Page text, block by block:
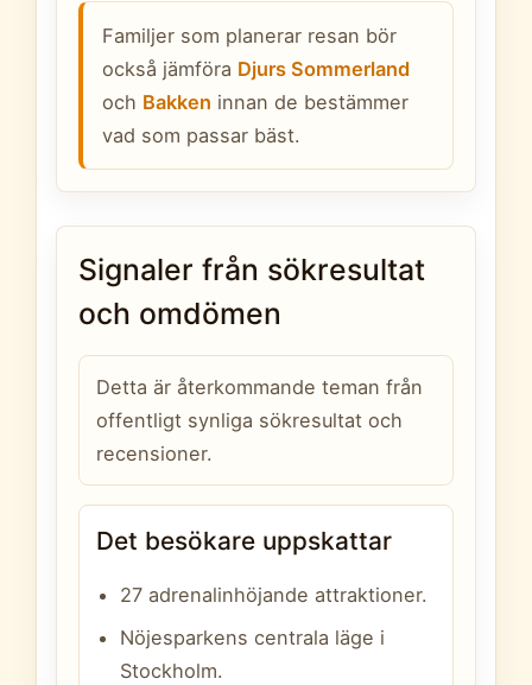
Familjer som planerar resan bör
också jämföra Djurs Sommerland
och Bakken innan de bestämmer
vad som passar bäst.
Signaler från sökresultat
och omdömen
Detta är återkommande teman från
offentligt synliga sökresultat och
recensioner.
Det besökare uppskattar
27 adrenalinhöjande attraktioner.
Nöjesparkens centrala läge i
Stockholm.